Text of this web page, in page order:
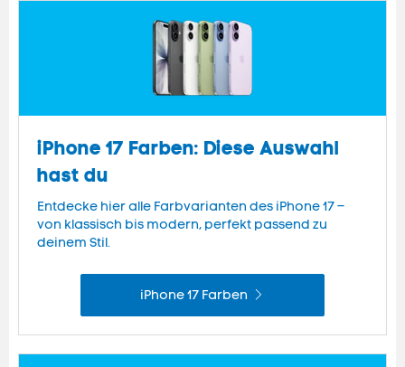
iPhone 17 Farben: Diese Auswahl
hast du
Entdecke hier alle Farbvarianten des iPhone 17 –
von klassisch bis modern, perfekt passend zu
deinem Stil.
iPhone 17 Farben